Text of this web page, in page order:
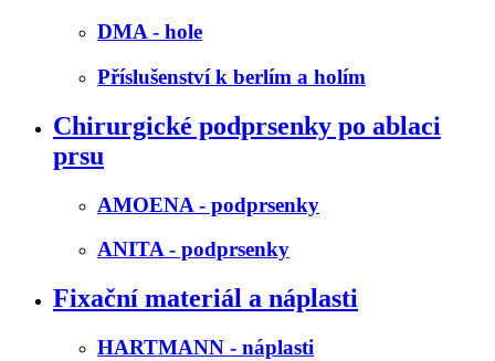
DMA - hole
Příslušenství k berlím a holím
Chirurgické podprsenky po ablaci
prsu
AMOENA - podprsenky
ANITA - podprsenky
Fixační materiál a náplasti
HARTMANN - náplasti